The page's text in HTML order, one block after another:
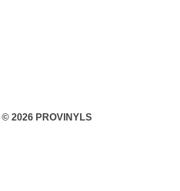
© 2026 PROVINYLS